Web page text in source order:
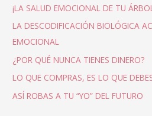
¡LA SALUD EMOCIONAL DE TU
LA DESCODIFICACIÓN BIOLÓGICA
EMOCIONAL
¿POR QUÉ NUNCA TIENES DINERO?
LO QUE COMPRAS, ES LO QUE
ASÍ ROBAS A TU “YO” DEL FUTURO